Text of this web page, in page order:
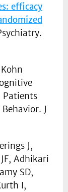
efficacy
Patients
J
J,
Adhikari
SD,
I,